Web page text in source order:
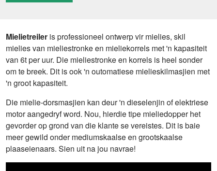
Mielietreiler is professioneel ontwerp vir mielies, skil
mielies van mieliestronke en mieliekorrels met 'n kapasiteit
van 6t per uur. Die mieliestronke en korrels is heel sonder
om te breek. Dit is ook 'n outomatiese mielieskilmasjien met
'n groot kapasiteit.
Die mielie-dorsmasjien kan deur 'n dieselenjin of elektriese
motor aangedryf word. Nou, hierdie tipe mieliedopper het
gevorder op grond van die klante se vereistes. Dit is baie
meer gewild onder mediumskaalse en grootskaalse
plaaseienaars. Sien uit na jou navrae!